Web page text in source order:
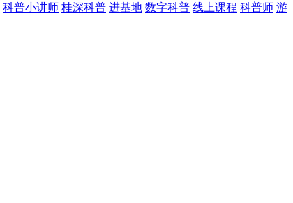
科普小讲师 桂深科普 进基地 数字科普 线上课程 科普师 游